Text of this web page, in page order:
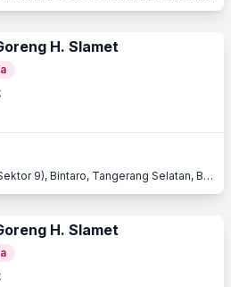
H. Slamet
Jl. Bintaro Utama (Bintaro Sektor 9), Bintaro, Tangerang Selatan, Banten
H. Slamet